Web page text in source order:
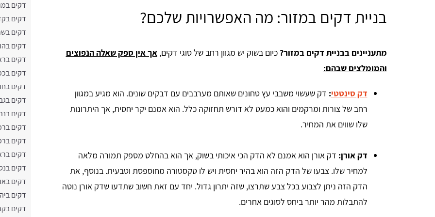
בניית דקים במזור: מה האפשרויות שלכם?
מתעניינים בבניית דקים במזור? כיום בשוק יש מגוון רחב של סוגי דקים,אך אין ספק שאלה הנפוצים
והמומלצים שבהם:
דק סינטטי: דק שעשוי משבבי עץ טחונים שאותם מערבבים עם דבקים שונים. הוא מגיע במגוון
רחב של צורות ומרקמים והוא כמעט לא דורש תחזוקה כלל. הוא אמנם יקר יחסית, אך היתרונות
שלו שווים את המחיר.
דק אורן: דק אורן הוא אמנם לא הדק הכי איכותי בשוק, אך הוא בהחלט מספק תמורה מלאה
למחיר שלו. צבעו של הדק הזה הוא בהיר יחסית ויש לו טקסטורה מחוספסת וטבעית. בנוסף, את
הדק הזה ניתן לצבוע בכל צבע שתרצו, שזה יתרון גדול. יחד עם זאת חשוב שתדעו שדק אורן נוטה
להתבלות מהר יותר ביחס לסוגים אחרים.
דקים
דקים
דקים
דקים
דקים
דקים
דקים
דקים
דקים
דקים
דקים
דקים
דקים
דקים
דקים
דקים